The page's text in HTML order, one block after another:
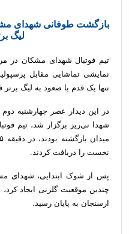
بازگشت طوفانی شهدای
لیگ
تیم فوتبال شهدای مشکان در
نمایشی تماشایی مقابل
تنها یک قدم با صعود به لیگ برتر
شهدا نی‌ریز برگزار شد، تیم
نخست را دریافت کردند.
پس از شوک ابتدایی، شهدای
چندین موقعیت گلزنی ایجاد
ارسنجان به پایان رسید.